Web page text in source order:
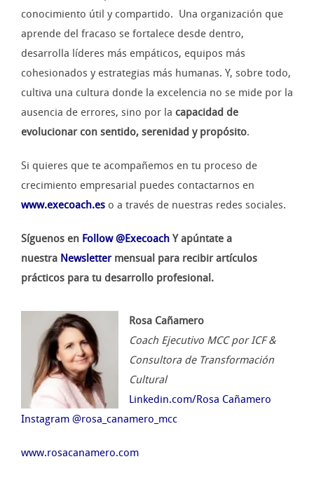
conocimiento útil y compartido. Una organización que
aprende del fracaso se fortalece desde dentro,
desarrolla líderes más empáticos, equipos más
cohesionados y estrategias más humanas. Y, sobre todo,
cultiva una cultura donde la excelencia no se mide por la
ausencia de errores, sino por la capacidad de
evolucionar con sentido, serenidad y propósito.
Si quieres que te acompañemos en tu proceso de
crecimiento empresarial puedes contactarnos en
www.execoach.es o a través de nuestras redes sociales.
Síguenos en Follow @Execoach Y apúntate a
nuestra Newslettermensual para recibir artículos
prácticos para tu desarrollo profesional.
Rosa Cañamero
Coach Ejecutivo MCC por ICF &
Consultora de Transformación
Cultural
Linkedin.com/Rosa Cañamero
Instagram @rosa_canamero_mcc
www.rosacanamero.com